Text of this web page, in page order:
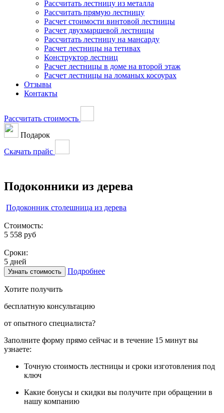
Рассчитать лестницу из металла
Рассчитать прямую лестницу
Расчет стоимости винтовой лестницы
Расчет двухмаршевой лестницы
Рассчитать лестницу на мансарду
Расчет лестницы на тетивах
Конструктор лестниц
Расчет лестницы в доме на второй этаж
Расчет лестницы на ломаных косоурах
Отзывы
Контакты
Рассчитать стоимость
Подарок
Скачать прайс
Подоконники из дерева
Подоконник столешница из дерева
Стоимость:
5 558 руб
Сроки:
5 дней
Узнать стоимость Подробнее
Хотите получить
бесплатную консультацию
от опытного специалиста?
Заполните форму прямо сейчас и в течение 15 минут вы
узнаете:
Точную стоимость лестницы и сроки изготовления под
ключ
Какие бонусы и скидки вы получите при обращении в
нашу компанию